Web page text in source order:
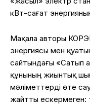
кВт-сағат
Мақала авторы
энергиясы мен
сайтындағы «Сатып
құнының жиынтық
мәліметтерді өте
жайтты ескермеген: